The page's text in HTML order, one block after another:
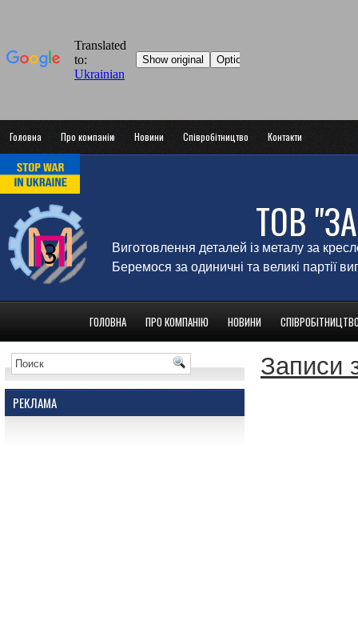
Головна Про компанію Новини Співробітництво Контакти
ТОВ
Виготовлення деталей із металу за
Беремося за одиничні та великі партії
ГОЛОВНА ПРО КОМПАНІЮ НОВИНИ
РЕКЛАМА
Записи